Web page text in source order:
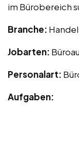
im Bürobereich
Branche:
Jobarten:
Personalart:
Aufgaben: